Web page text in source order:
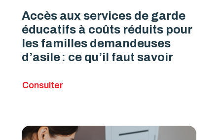
Accès aux services de garde
éducatifs à coûts réduits pour
les familles demandeuses
d’asile : ce qu’il faut savoir
Consulter